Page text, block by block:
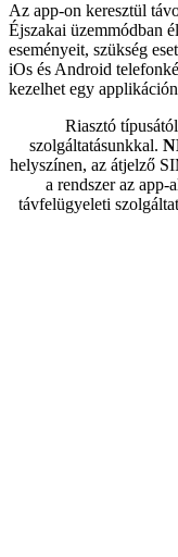
Az app-on keresztül
Éjszakai üzemmódban
eseményeit, szükség
iOs és Android
kezelhet egy
Riasztó
szolgáltatásunkkal.
helyszínen, az átjelző
a rendszer az
távfelügyeleti